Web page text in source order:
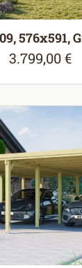
576x591,
Regulärer
3.799,00 €